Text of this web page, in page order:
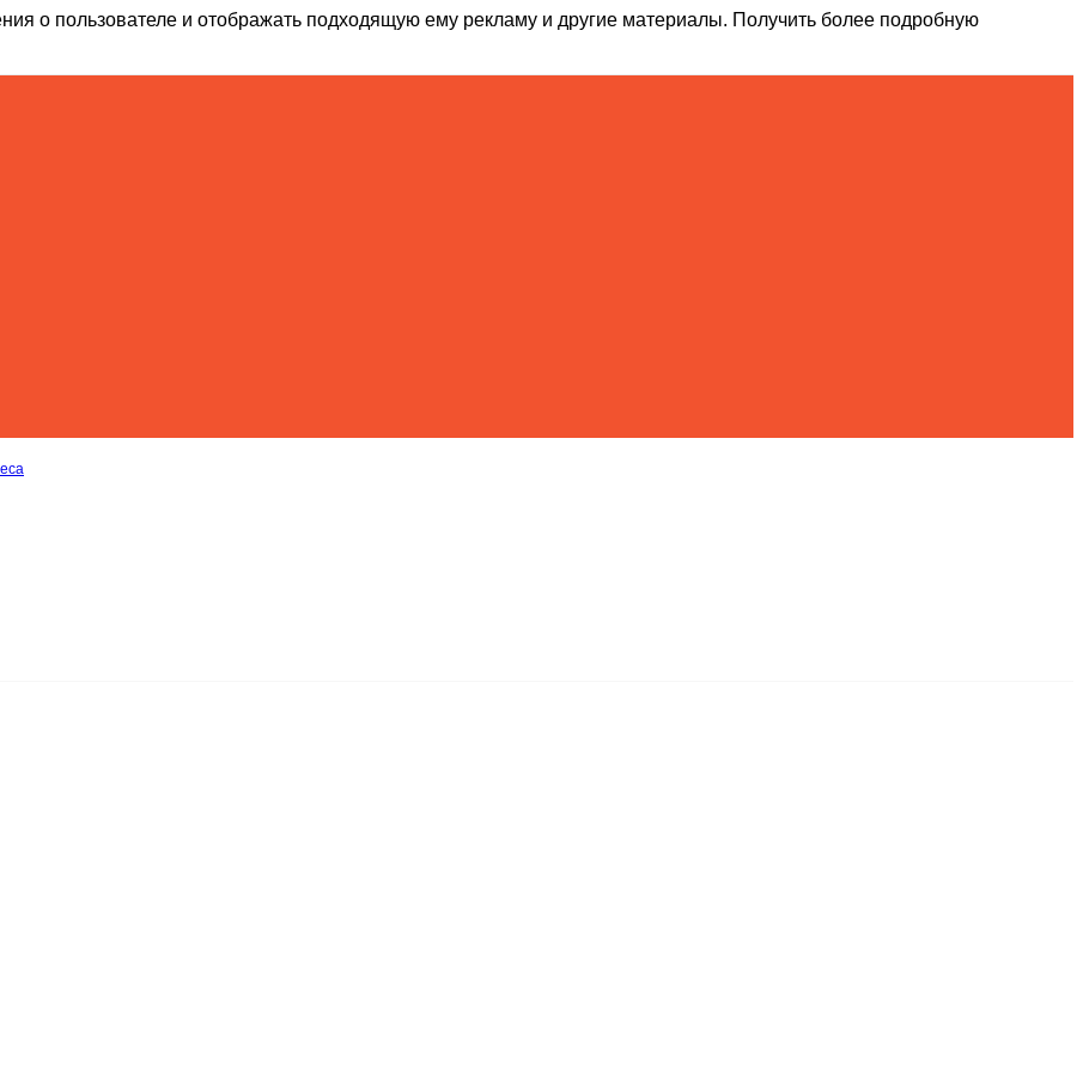
о пользователе и отображать подходящую ему рекламу и другие материалы. Получить более подробную